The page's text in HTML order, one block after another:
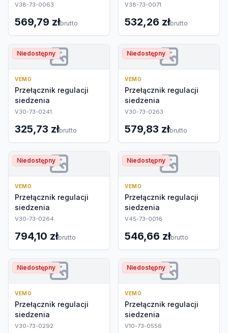
V38-73-0063
569,79 złbrutto
V38-73-0071
532,26 złbrutto
Niedostępny
VEMO
Przełącznik regulacji
siedzenia
V30-73-0241
325,73 złbrutto
Niedostępny
VEMO
Przełącznik regulacji
siedzenia
V30-73-0263
579,83 złbrutto
Niedostępny
VEMO
Przełącznik regulacji
siedzenia
V30-73-0264
794,10 złbrutto
Niedostępny
VEMO
Przełącznik regulacji
siedzenia
V45-73-0016
546,66 złbrutto
Niedostępny
VEMO
Przełącznik regulacji
siedzenia
V30-73-0292
Niedostępny
VEMO
Przełącznik regulacji
siedzenia
V10-73-0556